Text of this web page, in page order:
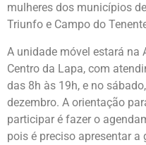
mulheres dos municípios
Triunfo e Campo do
A unidade móvel estará na
Centro da Lapa, com
das 8h às 19h, e no
dezembro. A orientação
participar é fazer o
pois é preciso apresentar